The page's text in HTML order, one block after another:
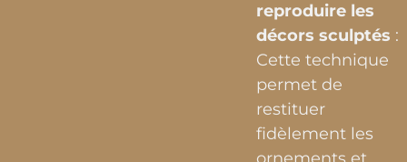
reproduire les
décors sculptés :
Cette technique
permet de
restituer
fidèlement les